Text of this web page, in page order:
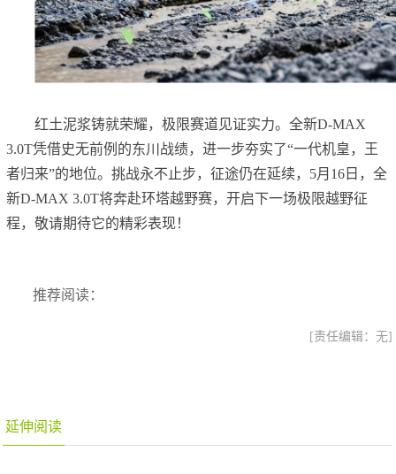
红土泥浆铸就荣耀，极限赛道见证实力。全新D-MAX
3.0T凭借史无前例的东川战绩，进一步夯实了“一代机皇，王
者归来”的地位。挑战永不止步，征途仍在延续，5月16日，全
新D-MAX 3.0T将奔赴环塔越野赛，开启下一场极限越野征
程，敬请期待它的精彩表现！
推荐阅读：
[责任编辑：无]
延伸阅读